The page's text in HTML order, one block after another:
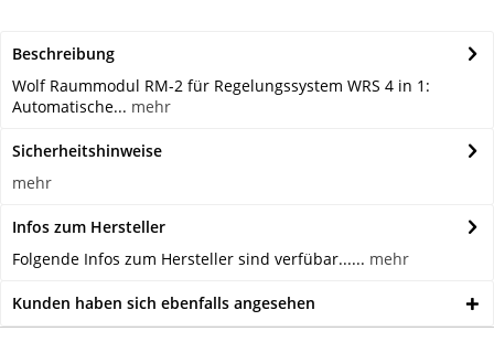
Beschreibung
Wolf Raummodul RM-2 für Regelungssystem WRS 4 in 1:
Automatische... mehr
Sicherheitshinweise
mehr
Infos zum Hersteller
Folgende Infos zum Hersteller sind verfübar...... mehr
Kunden haben sich ebenfalls angesehen